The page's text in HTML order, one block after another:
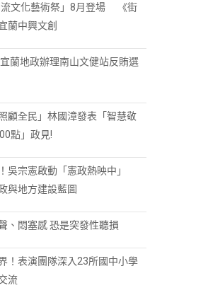
流文化藝術祭」8月登場 《街
蘭中興文創
蘭地政辦理南山文健站反賄選
顧全民」林國漳發表「智慧敬
點」政見!
吳宗憲啟動「憲政熱映中」
與地方建設藍圖
、悶塞感 恐是突發性聽損
！表演團隊深入23所國中小學
流